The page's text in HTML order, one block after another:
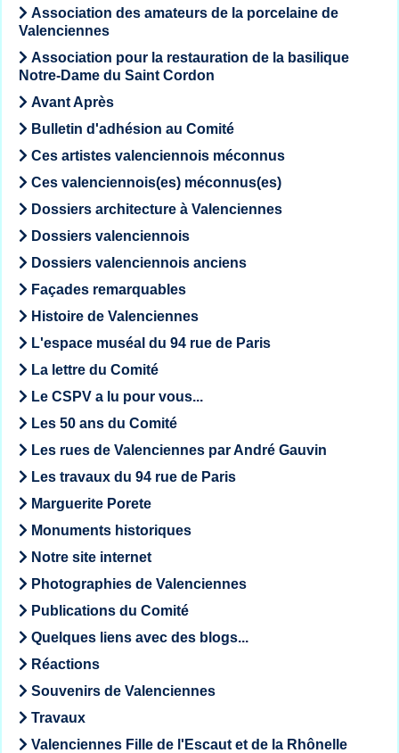
Association des amateurs de la porcelaine de
Valenciennes
Association pour la restauration de la basilique
Notre-Dame du Saint Cordon
Avant Après
Bulletin d'adhésion au Comité
Ces artistes valenciennois méconnus
Ces valenciennois(es) méconnus(es)
Dossiers architecture à Valenciennes
Dossiers valenciennois
Dossiers valenciennois anciens
Façades remarquables
Histoire de Valenciennes
L'espace muséal du 94 rue de Paris
La lettre du Comité
Le CSPV a lu pour vous...
Les 50 ans du Comité
Les rues de Valenciennes par André Gauvin
Les travaux du 94 rue de Paris
Marguerite Porete
Monuments historiques
Notre site internet
Photographies de Valenciennes
Publications du Comité
Quelques liens avec des blogs...
Réactions
Souvenirs de Valenciennes
Travaux
Valenciennes Fille de l'Escaut et de la Rhônelle